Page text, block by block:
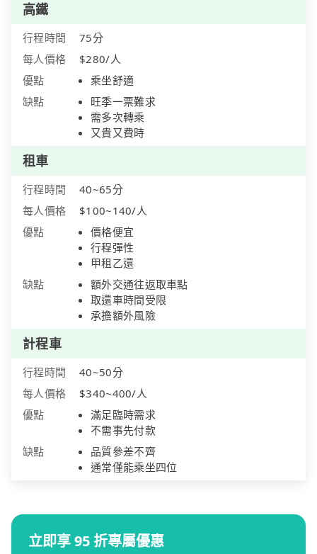
高鐵
行程時間
75分
每人價格
$280/人
優點
乘坐舒適
缺點
旺季一票難求
需多次轉乘
又貴又費時
租車
行程時間
40~65分
每人價格
$100~140/人
優點
價格便宜
行程彈性
甲租乙還
缺點
額外交通往返取車點
取還車時間受限
承擔額外風險
計程車
行程時間
40~50分
每人價格
$340~400/人
優點
滿足臨時需求
不需事先付款
缺點
品質參差不齊
通常僅能乘坐四位
立即享 95 折專屬優惠